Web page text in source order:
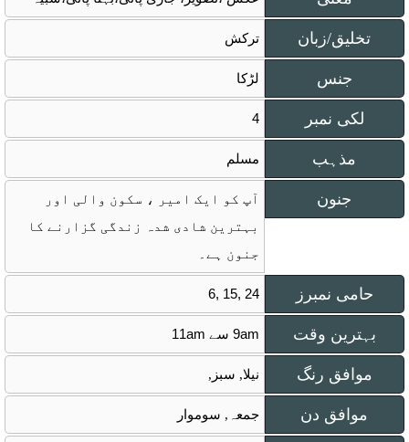
ترکش تخلیق/زبان
لڑکا جنس
4 لکی نمبر
مسلم مذہب
آپ کو ایک امیر ، سکون والی اور
بہترین شادی شدہ زندگی گزارنے کا
جنون ہے۔
جنون
6, 15, 24 حامی نمبرز
9am سے 11am بہترین وقت
نیلا, سبز, موافق رنگ
جمعہ, سوموار موافق دن